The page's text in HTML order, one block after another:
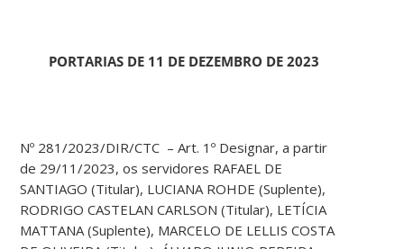
PORTARIAS DE 11 DE DEZEMBRO DE 2023
Nº 281/2023/DIR/CTC – Art. 1º Designar, a partir
de 29/11/2023, os servidores RAFAEL DE
SANTIAGO (Titular), LUCIANA ROHDE (Suplente),
RODRIGO CASTELAN CARLSON (Titular), LETÍCIA
MATTANA (Suplente), MARCELO DE LELLIS COSTA